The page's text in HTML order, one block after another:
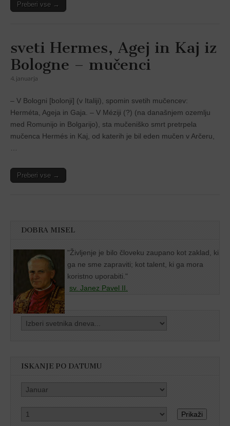
Preberi vse →
sveti Hermes, Agej in Kaj iz
Bologne – mučenci
4. januarja
– V Bologni [bolonji] (v Italiji), spomin svetih mučencev:
Herméta, Ageja in Gaja. – V Mézĳi (?) (na današnjem ozemlju
med Romunĳo in Bolgarĳo), sta mučeniško smrt pretrpela
mučenca Hermés in Kaj, od katerih je bil eden mučen v Arčeru,
…
Preberi vse →
DOBRA MISEL
"Življenje je bilo človeku zaupano kot zaklad, ki
ga ne sme zapraviti; kot talent, ki ga mora
koristno uporabiti."
sv. Janez Pavel II.
ISKANJE PO DATUMU
Prikaži